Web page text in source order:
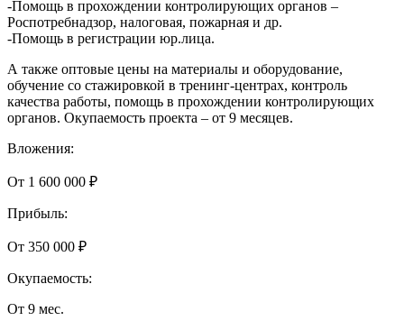
-Помощь в прохождении контролирующих органов –
Роспотребнадзор, налоговая, пожарная и др.
-Помощь в регистрации юр.лица.
А также оптовые цены на материалы и оборудование,
обучение со стажировкой в тренинг-центрах, контроль
качества работы, помощь в прохождении контролирующих
органов. Окупаемость проекта – от 9 месяцев.
Вложения:
От 1 600 000 ₽
Прибыль:
От 350 000 ₽
Окупаемость:
От 9 мес.